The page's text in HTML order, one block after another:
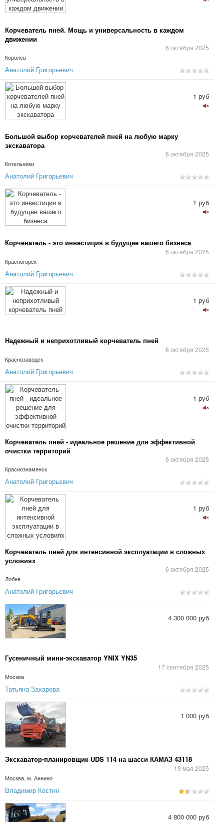
Корчеватель пней. Мощь и универсальность в каждом
движении
6 октября 2025
Королёв
Анатолий Григорьевич
Большой выбор корчевателей пней на любую марку
экскаватора
6 октября 2025
Котельники
1 руб
Анатолий Григорьевич
Корчеватель - это инвестиция в будущее вашего бизнеса
6 октября 2025
Красногорск
1 руб
Анатолий Григорьевич
Надежный и неприхотливый корчеватель пней
6 октября 2025
Краснозаводск
1 руб
Анатолий Григорьевич
Корчеватель пней - идеальное решение для эффективной
очистки территорий
6 октября 2025
Краснознаменск
1 руб
Анатолий Григорьевич
Корчеватель пней для интенсивной эксплуатации в сложных
условиях
6 октября 2025
Лобня
1 руб
Анатолий Григорьевич
Гусеничный мини-экскаватор YNIX YN35
17 сентября 2025
Москва
4 300 000 руб
Татьяна Захарова
Экскаватор-планировщик UDS 114 на шасси КАМАЗ 43118
19 мая 2025
Москва, м. Аннино
1 000 руб
Владимир Костин
4 800 000 руб